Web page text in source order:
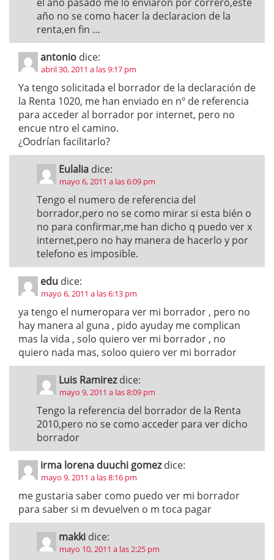
año no se como hacer la declaracion de la
renta,en fin …
antonio dice:
abril 30, 2011 a las 9:17 pm
Ya tengo solicitada el borrador de la declaración de
la Renta 1020, me han enviado en nº de referencia
para acceder al borrador por internet, pero no
encue ntro el camino.
¿Oodrían facilitarlo?
Eulalia dice:
mayo 6, 2011 a las 6:09 pm
Tengo el numero de referencia del
borrador,pero no se como mirar si esta bién o
no para confirmar,me han dicho q puedo ver x
internet,pero no hay manera de hacerlo y por
telefono es imposible.
edu dice:
mayo 6, 2011 a las 6:13 pm
ya tengo el numeropara ver mi borrador , pero no
hay manera al guna , pido ayuday me complican
mas la vida , solo quiero ver mi borrador , no
quiero nada mas, soloo quiero ver mi borrador
Luis Ramirez dice:
mayo 9, 2011 a las 8:09 pm
Tengo la referencia del borrador de la Renta
2010,pero no se como acceder para ver dicho
borrador
irma lorena duuchi gomez dice:
mayo 9, 2011 a las 8:16 pm
me gustaria saber como puedo ver mi borrador
para saber si m devuelven o m toca pagar
makki dice:
mayo 10, 2011 a las 2:25 pm